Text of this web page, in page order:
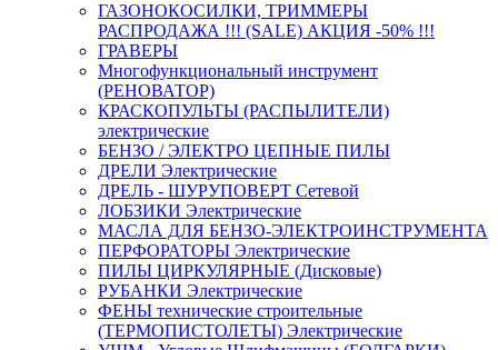
ГАЗОНОКОСИЛКИ, ТРИММЕРЫ
РАСПРОДАЖА !!! (SALE) АКЦИЯ -50% !!!
ГРАВЕРЫ
Многофункциональный инструмент
(РЕНОВАТОР)
КРАСКОПУЛЬТЫ (РАСПЫЛИТЕЛИ)
электрические
БЕНЗО / ЭЛЕКТРО ЦЕПНЫЕ ПИЛЫ
ДРЕЛИ Электрические
ДРЕЛЬ - ШУРУПОВЕРТ Сетевой
ЛОБЗИКИ Электрические
МАСЛА ДЛЯ БЕНЗО-ЭЛЕКТРОИНСТРУМЕНТА
ПЕРФОРАТОРЫ Электрические
ПИЛЫ ЦИРКУЛЯРНЫЕ (Дисковые)
РУБАНКИ Электрические
ФЕНЫ технические строительные
(ТЕРМОПИСТОЛЕТЫ) Электрические